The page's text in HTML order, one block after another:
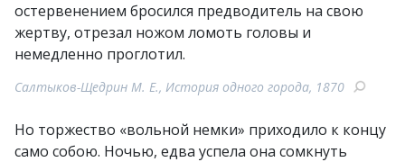
остервенением бросился предводитель на свою
жертву, отрезал ножом ломоть головы и
немедленно проглотил.
Салтыков-Щедрин М. Е., История одного города, 1870
Но торжество «вольной немки» приходило к концу
само собою. Ночью, едва успела она сомкнуть